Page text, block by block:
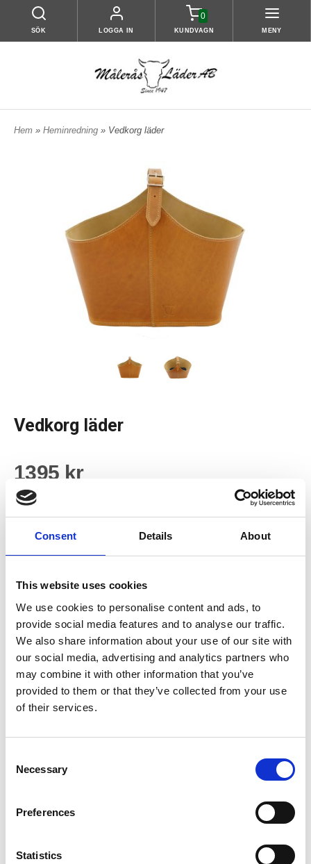
Consent Details About
This website uses cookies
We use cookies to personalise content and ads, to
provide social media features and to analyse our traffic.
We also share information about your use of our site with
our social media, advertising and analytics partners who
may combine it with other information that you’ve
provided to them or that they’ve collected from your use
of their services.
Selection
Necessary
Preferences
Statistics
SÖK LOGGA IN
0
KUNDVAGN MENY
Hem » Heminredning » Vedkorg läder
Vedkorg läder
1395 kr
Lägg i kundvagnen
Svensktillverkad vedkorg i vegetabilgarvat läder av högsta
kvalitet.
Detta vegetabilgarvade lädret åldras vackert och får fin patina
med åren.
Denna vedkorg läder kan även användas som tidningskorg,
picknickkorg mm.
Storlek: Höjd (högsta punkt): 32 cm Längd: 45 cm Bredd: 30
cm
Skötselråd: Vi rekommenderar att smörja in vedkorgen innan
användning med vårt läderbalsam och därefter 2-3 gånger om